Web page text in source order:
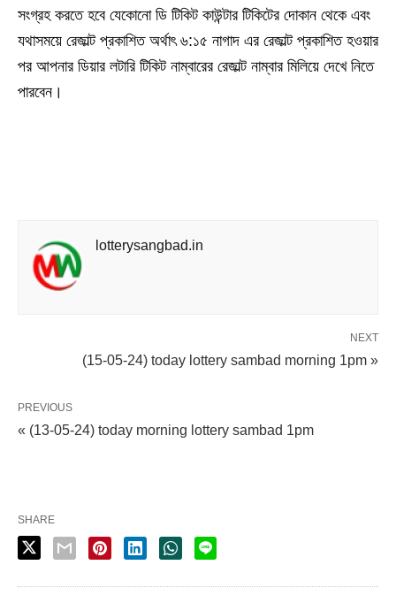
সংগ্রহ করতে হবে যেকোনো ডি টিকিট কাউন্টার টিকিটের দোকান থেকে এবং
যথাসময়ে রেজাল্ট প্রকাশিত অর্থাৎ ৬:১৫ নাগাদ এর রেজাল্ট প্রকাশিত হওয়ার
পর আপনার ডিয়ার লটারি টিকিট নাম্বারের রেজাল্ট নাম্বার মিলিয়ে দেখে নিতে
পারবেন।
lotterysangbad.in
NEXT
(15-05-24) today lottery sambad morning 1pm »
PREVIOUS
« (13-05-24) today morning lottery sambad 1pm
SHARE